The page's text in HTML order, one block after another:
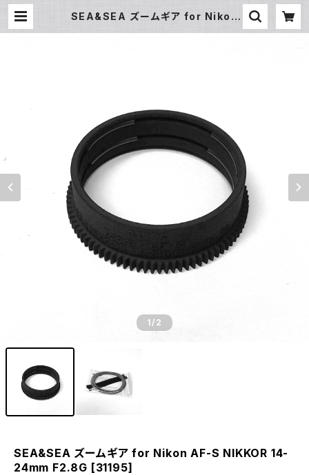
SEA&SEA ズームギア for Nikon
1/2
SEA&SEA ズームギア for Nikon AF-S NIKKOR 14-
24mm F2.8G [31195]